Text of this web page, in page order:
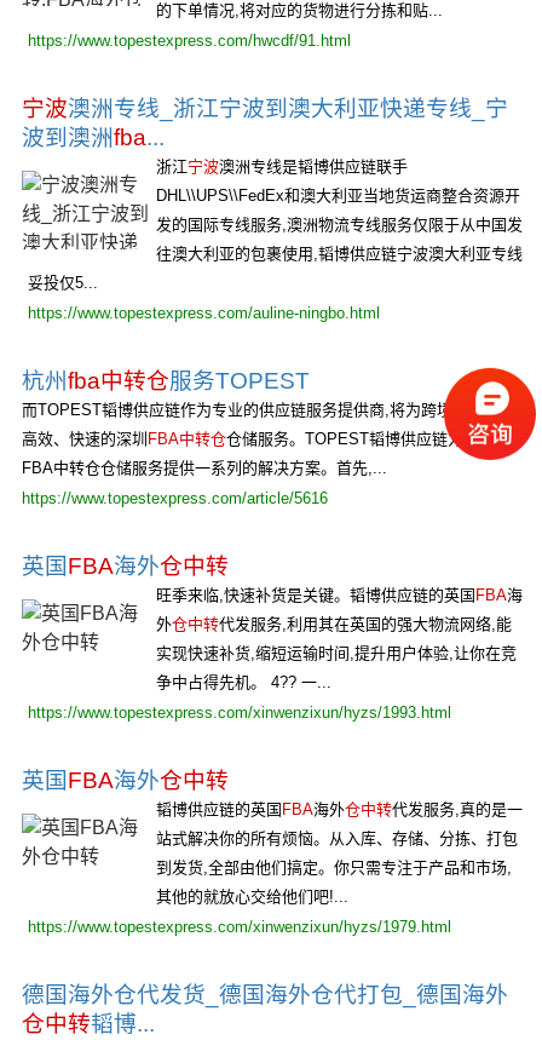
的下单情况,将对应的货物进行分拣和贴...
https://www.topestexpress.com/hwcdf/91.html
宁波澳洲专线_浙江宁波到澳大利亚快递专线_宁
波到澳洲fba...
浙江宁波澳洲专线是韬博供应链联手
DHL\\UPS\\FedEx和澳大利亚当地货运商整合资源开
发的国际专线服务,澳洲物流专线服务仅限于从中国发
往澳大利亚的包裹使用,韬博供应链宁波澳大利亚专线
妥投仅5...
https://www.topestexpress.com/auline-ningbo.html
杭州fba中转仓服务TOPEST
而TOPEST韬博供应链作为专业的供应链服务提供商,将为跨境电商提供
高效、快速的深圳 FBA中转仓仓储服务。TOPEST韬博供应链为深圳
FBA中转仓仓储服务提供一系列的解决方案。首先,...
https://www.topestexpress.com/article/5616
英国FBA海外仓中转
旺季来临,快速补货是关键。韬博供应链的英国 FBA海
外仓中转代发服务,利用其在英国的强大物流网络,能
实现快速补货,缩短运输时间,提升用户体验,让你在竞
争中占得先机。 4?? 一...
https://www.topestexpress.com/xinwenzixun/hyzs/1993.html
英国FBA海外仓中转
韬博供应链的英国 FBA海外仓中转代发服务,真的是一
站式解决你的所有烦恼。从入库、存储、分拣、打包
到发货,全部由他们搞定。你只需专注于产品和市场,
其他的就放心交给他们吧!...
https://www.topestexpress.com/xinwenzixun/hyzs/1979.html
德国海外仓代发货_德国海外仓代打包_德国海外
仓中转韬博...